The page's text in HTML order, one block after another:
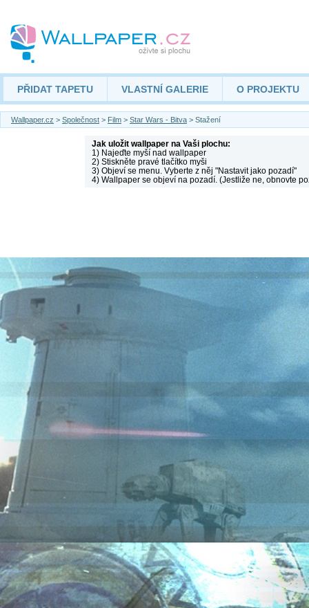
PŘIDAT TAPETU VLASTNÍ GALERIE O PROJEKTU
Wallpaper.cz > Společnost > Film > Star Wars - Bitva > Stažení
Jak uložit wallpaper na Vaši plochu:
1) Najeďte myší nad wallpaper
2) Stiskněte pravé tlačítko myši
3) Objeví se menu. Vyberte z něj "Nastavit jako pozadí"
4) Wallpaper se objeví na pozadí. (Jestliže ne, obnovte